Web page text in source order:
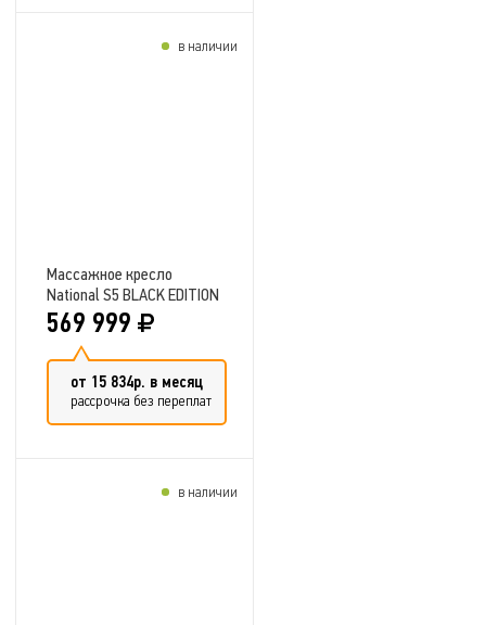
Массажное кресло
National S5 BLACK EDITION
569 999
от 15 834р. в месяц
рассрочка без переплат
в наличии
в наличии